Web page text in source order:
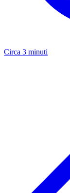
Circa 3 minuti